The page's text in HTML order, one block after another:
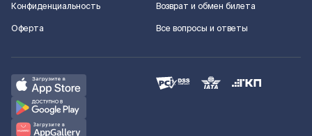
Конфиденциальность
Оферта
Возврат и обмен билета
Все вопросы и ответы